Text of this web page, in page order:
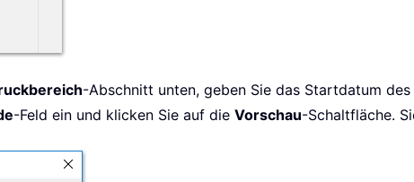
-Abschnitt unten, geben Sie das Startdatum
-Feld ein und klicken Sie auf die Vorschau-Schaltfläche.